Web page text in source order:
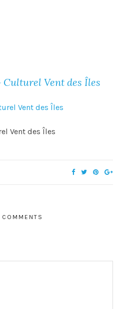
Culturel Vent des Îles
Vent des Îles
COMMENTS